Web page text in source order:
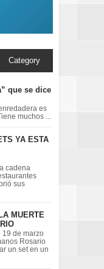
Category
que se dice
es
muchos ...
YA ESTA
cadena
sus
MUERTE
19 de marzo
Rosario
un set en un